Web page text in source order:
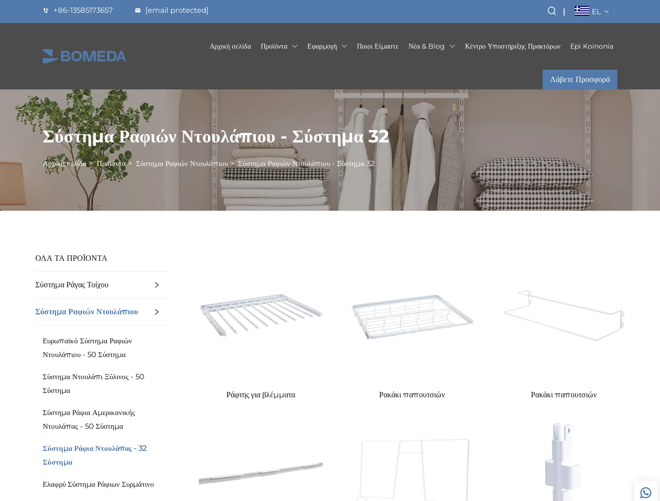
+86-13585173657 [email protected] | EL
Αρχική σελίδα Προϊόντα Εφαρμογή Ποιοι Είμαστε Νέα & Blog Κέντρο Υποστήριξης Πρακτόρων Epi Koinonia
Λάβετε Προσφορά
Σύστημα Ραφιών Ντουλάπιου - Σύστημα 32
Αρχική σελίδα>Προϊόντα> Σύστημα Ραφιών Ντουλάπιου >Σύστημα Ραφιών Ντουλάπιου - Σύστημα 32
ΟΛΑ ΤΑ ΠΡΟΪΟΝΤΑ
Σύστημα Ράγας Τοίχου
Σύστημα Ραφιών Ντουλάπιου
Ευρωπαϊκό Σύστημα Ραφιών
Ντουλάπιου - 50 Σύστημα
Σύστημα Ντουλάπι Ξύλινος - 50
Σύστημα
Σύστημα Ράφια Αμερικανικής
Ντουλάπας - 50 Σύστημα
Σύστημα Ράφια Ντουλάπας - 32
Σύστημα
Ελαφρύ Σύστημα Ράφιων Συρμάτινο
Ράφτης για βλέμματα Ρακάκι παπουτσιών Ρακάκι παπουτσιών